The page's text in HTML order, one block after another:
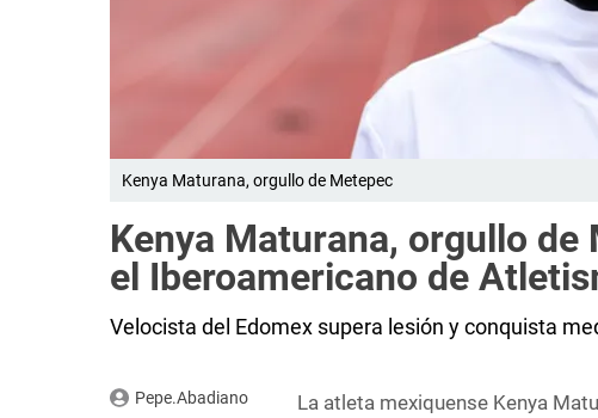
Kenya Maturana, orgullo de Metepec
Kenya Maturana, orgullo de
el Iberoamericano de
Velocista del Edomex supera lesión y conquista
Pepe.Abadiano
La atleta mexiquense Kenya